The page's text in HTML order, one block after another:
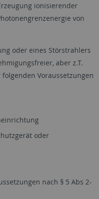
ionisierender
von
oder eines Störstrahlers
aber z.T.
Voraussetzungen
oder
nach § 5 Abs 2-